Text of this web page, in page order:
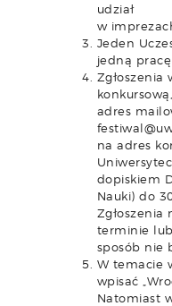
udział
w
Jeden
jedną pracę
Zgłoszenia
adres
na adres
dopiskiem
Nauki) do
Zgłoszenia
terminie
sposób nie
W temacie
wpisać
Natomiast